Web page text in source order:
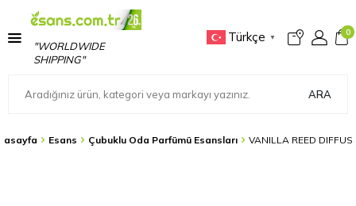
"WORLDWIDE
SHIPPING"
Türkçe ▼
0
ARA
Esans Çubuklu Oda Parfümü Esansları VANILLA REED